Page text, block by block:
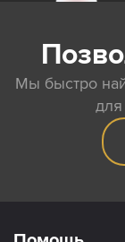
Мы быстро